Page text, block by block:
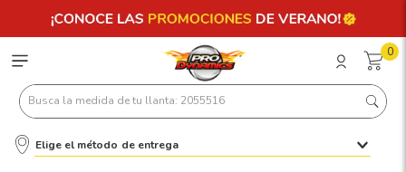
0
Busca la medida de tu llanta: 2055516
Elige el método de entrega
Términos más buscados